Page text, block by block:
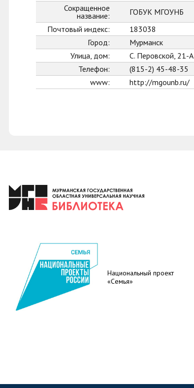
Сокращенное
название:
ГОБУК МГОУНБ
Почтовый индекс:
183038
Город:
Мурманск
Улица, дом:
С. Перовской, 21-А
Телефон:
(815-2) 45-48-35
www:
http://mgounb.ru/
Национальный проект
«Семья»